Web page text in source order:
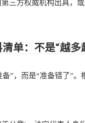
方权威机构出具，或
：不是“越多
，而是“准备错了”。